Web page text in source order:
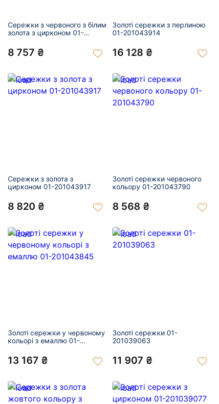
Сережки з червоного з білим
золота з цирконом 01-
8 757 ₴
Золоті сережки з перлиною
01-201043914
16 128 ₴
Сережки з золота з
цирконом 01-201043917
8 820 ₴
Золоті сережки червоного
кольору 01-201043790
8 568 ₴
Золоті сережки у червоному
кольорі з емаллю 01-
13 167 ₴
Золоті сережки 01-
201039063
11 907 ₴